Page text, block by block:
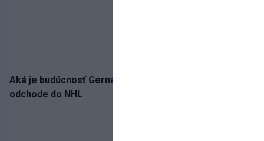
Aká je budúcnosť Gernáta a Pánika? Rusi špekulujú o
odchode do NHL